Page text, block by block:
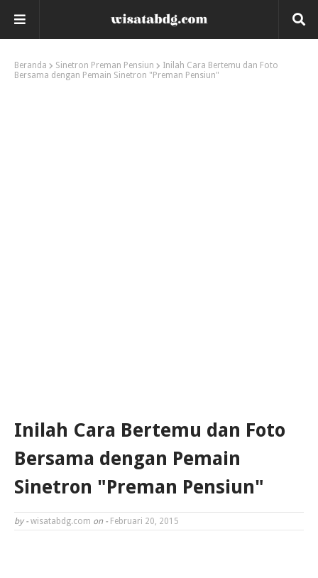
Beranda Sinetron Preman Pensiun
Inilah Cara Bertemu dan Foto
Bersama dengan Pemain Sinetron "Preman Pensiun"
Inilah Cara Bertemu dan Foto
Bersama dengan Pemain
Sinetron "Preman Pensiun"
by - wisatabdg.com on - Februari 20, 2015